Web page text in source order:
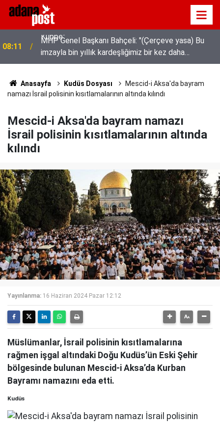
08:11
MHP Genel Başkanı Bahçeli: "(Çerçeve yasa) Bu
imzayla bin yıllık kardeşliğimiz bir kez daha
tescillenmiştir"
Anasayfa Kudüs Dosyası
Mescid-i Aksa'da bayram
namazı İsrail polisinin kısıtlamalarının altında kılındı
Mescid-i Aksa'da bayram namazı
İsrail polisinin kısıtlamalarının altında
kılındı
Yayınlanma: 16 Haziran 2024 Pazar 12:12
Müslümanlar, İsrail polisinin kısıtlamalarına
rağmen işgal altındaki Doğu Kudüs’ün Eski Şehir
bölgesinde bulunan Mescid-i Aksa’da Kurban
Bayramı namazını eda etti.
Kudüs